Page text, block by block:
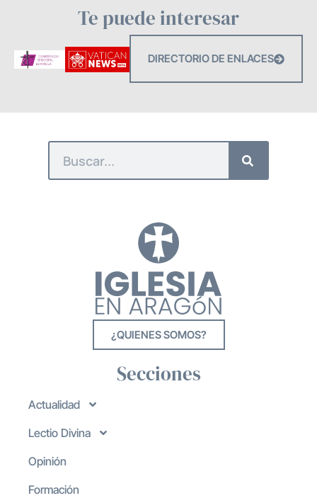
Te puede interesar
DIRECTORIO DE ENLACES
¿QUIENES SOMOS?
Secciones
Actualidad
Lectio Divina
Opinión
Formación